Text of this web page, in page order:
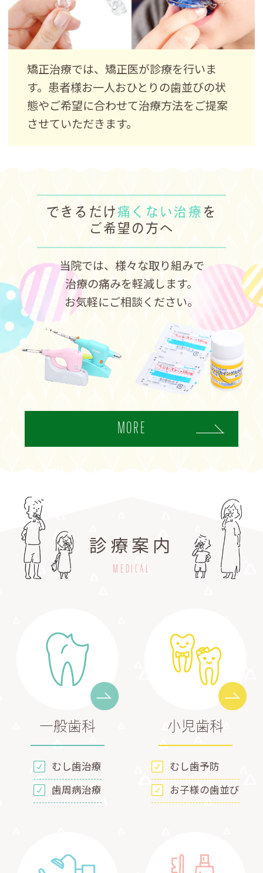
矯正治療では、矯正医が診療を行いま
す。患者様お一人おひとりの歯並びの状
態やご希望に合わせて治療方法をご提案
させていただきます。
できるだけ痛くない治療 を
ご希望の方へ
当院では、様々な取り組みで
治療の痛みを軽減します。
お気軽にご相談ください。
MORE
診療案内
MEDICAL
一般歯科
むし歯治療
歯周病治療
小児歯科
むし歯予防
お子様の歯並び